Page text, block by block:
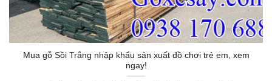
Mua gỗ Sồi Trắng nhập khẩu sản xuất đồ chơi trẻ em, xem
ngay!